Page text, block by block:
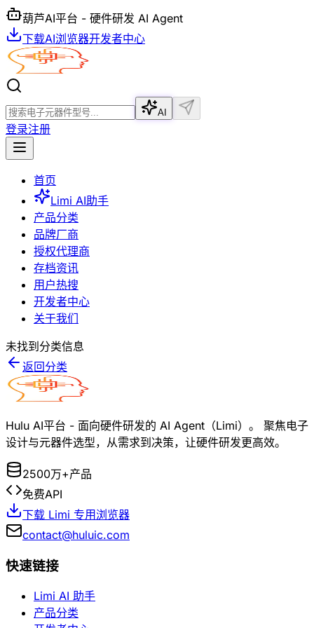
葫芦AI平台 - 硬件研发 AI Agent
下载AI浏览器开发者中心
AI
登录注册
首页
Limi AI助手
产品分类
品牌厂商
授权代理商
存档资讯
用户热搜
开发者中心
关于我们
未找到分类信息
返回分类
Hulu AI平台 - 面向硬件研发的 AI Agent（Limi）。 聚焦电子
设计与元器件选型，从需求到决策，让硬件研发更高效。
2500万+产品
免费API
下载 Limi 专用浏览器
contact@huluic.com
快速链接
Limi AI 助手
产品分类